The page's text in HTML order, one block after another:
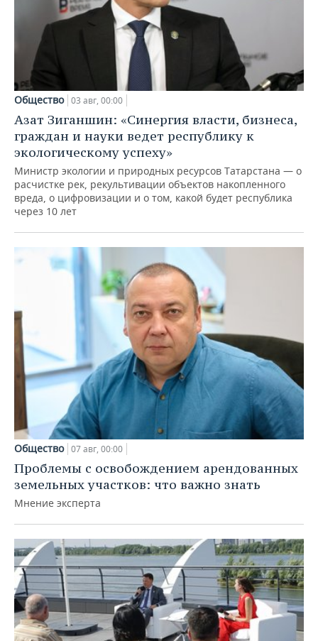
Общество 03 авг, 00:00
Азат Зиганшин: «Синергия власти, бизнеса,
граждан и науки ведет республику к
экологическому успеху»
Министр экологии и природных ресурсов Татарстана — о
расчистке рек, рекультивации объектов накопленного
вреда, о цифровизации и о том, какой будет республика
через 10 лет
Общество 07 авг, 00:00
Проблемы с освобождением арендованных
земельных участков: что важно знать
Мнение эксперта